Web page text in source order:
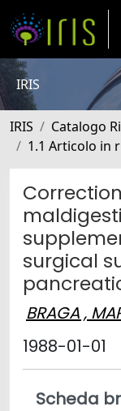
IRIS
IRIS Catalogo
1.1 Articolo in
surgical
BRAGA ,
1988-01-01
Scheda